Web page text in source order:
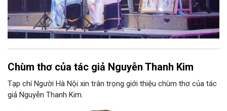
Chùm thơ của tác giả Nguyễn Thanh Kim
Tạp chí Người Hà Nội xin trân trọng giới thiệu chùm thơ của tác
giả Nguyễn Thanh Kim.